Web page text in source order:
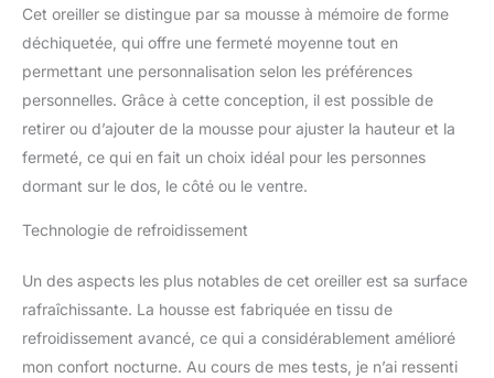
dos ou rêveur sur le
ventre, cet oreiller est ce
confortable : nous avons
testé des centaines de
variations de mousse à
mémoire de forme pour
entre douceur et fermeté.
Le résultat ? Mousse à
reposer votre tête sur un
nuage tout en offrant un
soutien complet pour
votre tête et votre cou.
Cet oreiller se distingue par sa mousse à mémoire de forme
déchiquetée, qui offre une fermeté moyenne tout en
permettant une personnalisation selon les préférences
personnelles. Grâce à cette conception, il est possible de
retirer ou d’ajouter de la mousse pour ajuster la hauteur et la
fermeté, ce qui en fait un choix idéal pour les personnes
dormant sur le dos, le côté ou le ventre.
Technologie de refroidissement
Un des aspects les plus notables de cet oreiller est sa surface
rafraîchissante. La housse est fabriquée en tissu de
refroidissement avancé, ce qui a considérablement amélioré
mon confort nocturne. Au cours de mes tests, je n’ai ressenti